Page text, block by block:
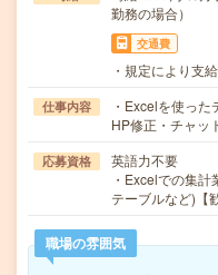
勤務の場合）
交通費
・規定により支
仕事内容
・Excelを使っ
HP修正・チャッ
応募資格
英語力不要
・Excelでの集
テーブルなど)【
職場の雰囲気